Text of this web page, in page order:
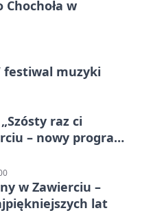
w
festiwal muzyki
raz ci
– nowy program
w Zawierciu –
lat